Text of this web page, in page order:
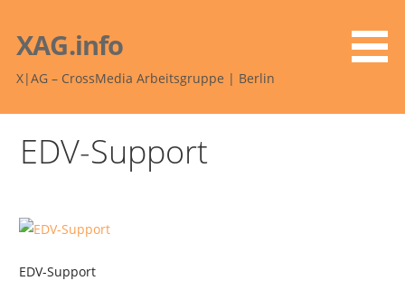
Inhalt
springen
XAG.info
X|AG – CrossMedia Arbeitsgruppe | Berlin
EDV-Support
EDV-Support